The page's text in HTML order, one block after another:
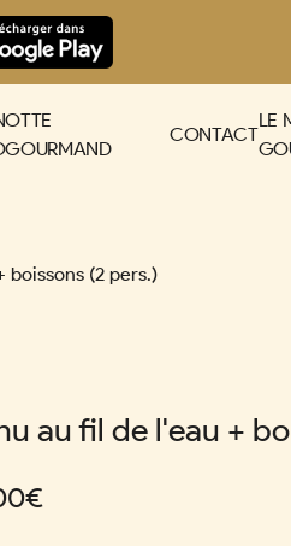
CONTACT
LE
boissons (2 pers.)
au fil de l'eau +